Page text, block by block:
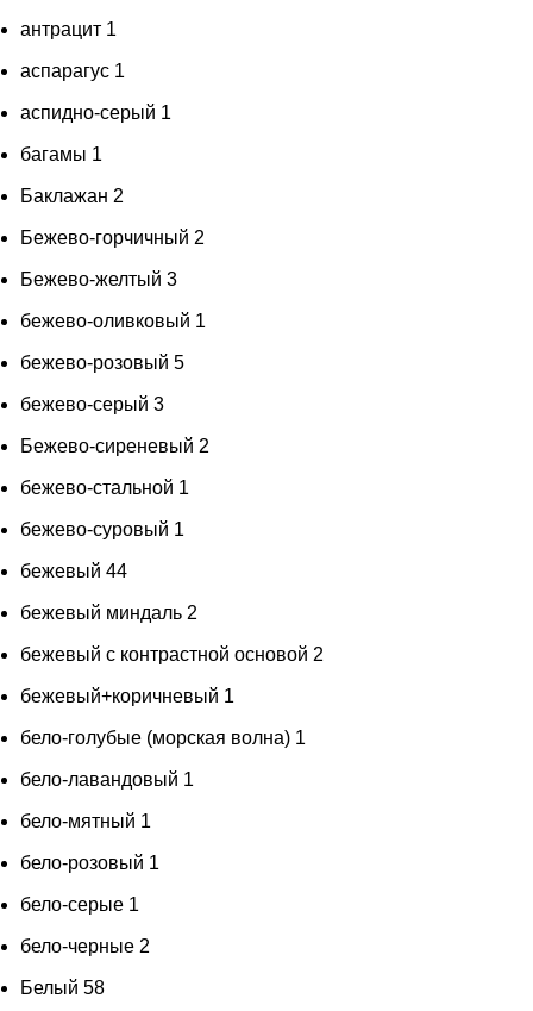
антрацит 1
аспарагус 1
аспидно-серый 1
багамы 1
Баклажан 2
Бежево-горчичный 2
Бежево-желтый 3
бежево-оливковый 1
бежево-розовый 5
бежево-серый 3
Бежево-сиреневый 2
бежево-стальной 1
бежево-суровый 1
бежевый 44
бежевый миндаль 2
бежевый с контрастной основой 2
бежевый+коричневый 1
бело-голубые (морская волна) 1
бело-лавандовый 1
бело-мятный 1
бело-розовый 1
бело-серые 1
бело-черные 2
Белый 58